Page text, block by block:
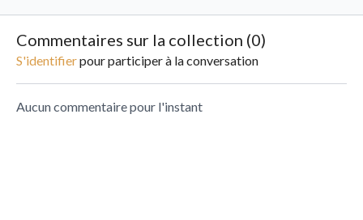
impulsifs et agressifs par
votre(s) enfant(s).
Commentaires sur la collection (0)
S'identifierpour participer à la conversation
Aucun commentaire pour l'instant